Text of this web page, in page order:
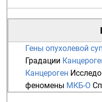
Гены опухолевой
Градации
Канцероген
феномены МКБ-О